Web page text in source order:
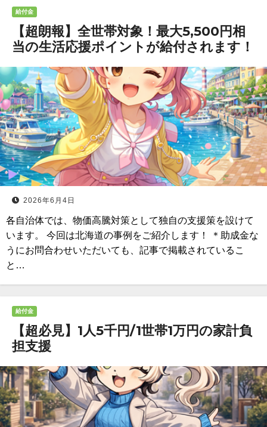
給付金
【超朗報】全世帯対象！最大5,500円相
当の生活応援ポイントが給付されます！
2026年6月4日
各自治体では、物価高騰対策として独自の支援策を設けて
います。 今回は北海道の事例をご紹介します！ ＊助成金な
うにお問合わせいただいても、記事で掲載されているこ
と…
給付金
【超必見】1人5千円/1世帯1万円の家計負
担支援